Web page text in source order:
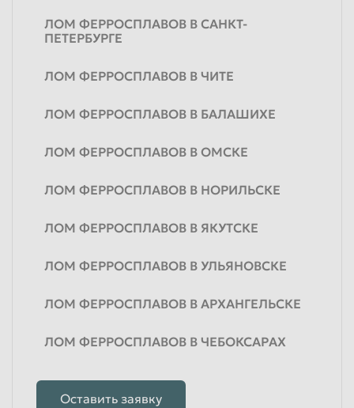
Юридические лица
до 40 руб/кг
ЛОМ ФЕРРОСПЛАВОВ В САНКТ-
ПЕТЕРБУРГЕ
ЛОМ ФЕРРОСПЛАВОВ В ЧИТЕ
ЛОМ ФЕРРОСПЛАВОВ В БАЛАШИХЕ
ЛОМ ФЕРРОСПЛАВОВ В ОМСКЕ
ЛОМ ФЕРРОСПЛАВОВ В НОРИЛЬСКЕ
ЛОМ ФЕРРОСПЛАВОВ В ЯКУТСКЕ
ЛОМ ФЕРРОСПЛАВОВ В УЛЬЯНОВСКЕ
ЛОМ ФЕРРОСПЛАВОВ В АРХАНГЕЛЬСКЕ
ЛОМ ФЕРРОСПЛАВОВ В ЧЕБОКСАРАХ
Оставить заявку